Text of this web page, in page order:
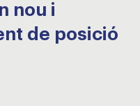
nou i
de posició